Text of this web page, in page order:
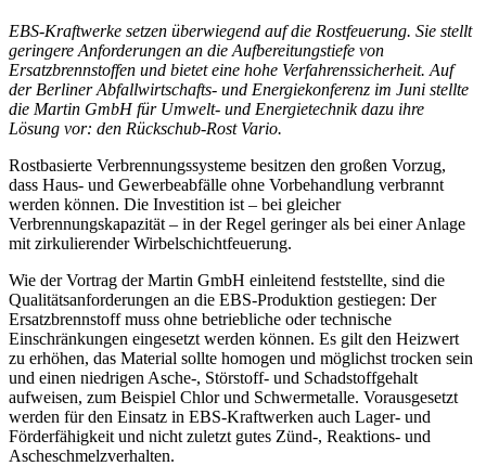
EBS-Kraftwerke setzen überwiegend auf die Rostfeuerung. Sie stellt
geringere Anforderungen an die Aufbereitungstiefe von
Ersatzbrennstoffen und bietet eine hohe Verfahrenssicherheit. Auf
der Berliner Abfallwirtschafts- und Energiekonferenz im Juni stellte
die Martin GmbH für Umwelt- und Energietechnik dazu ihre
Lösung vor: den Rückschub-Rost Vario.
Rostbasierte Verbrennungssysteme besitzen den großen Vorzug,
dass Haus- und Gewerbeabfälle ohne Vorbehandlung verbrannt
werden können. Die Investition ist – bei gleicher
Verbrennungskapazität – in der Regel geringer als bei einer Anlage
mit zirkulierender Wirbelschichtfeuerung.
Wie der Vortrag der Martin GmbH einleitend feststellte, sind die
Qualitätsanforderungen an die EBS-Produktion gestiegen: Der
Ersatzbrennstoff muss ohne betriebliche oder technische
Einschränkungen eingesetzt werden können. Es gilt den Heizwert
zu erhöhen, das Material sollte homogen und möglichst trocken sein
und einen niedrigen Asche-, Störstoff- und Schadstoffgehalt
aufweisen, zum Beispiel Chlor und Schwermetalle. Vorausgesetzt
werden für den Einsatz in EBS-Kraftwerken auch Lager- und
Förderfähigkeit und nicht zuletzt gutes Zünd-, Reaktions- und
Ascheschmelzverhalten.